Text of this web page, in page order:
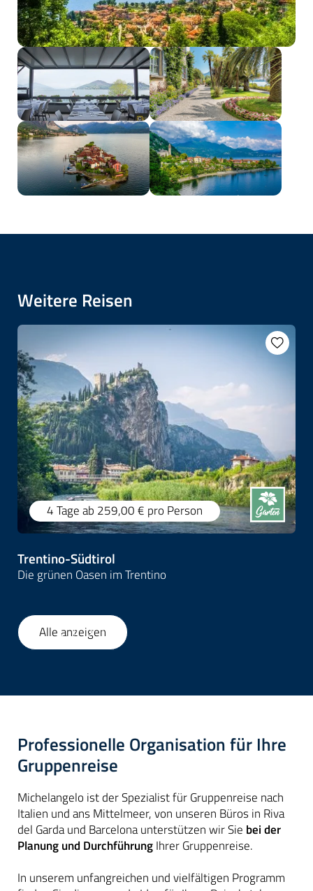
Weitere Reisen
4 Tageab 259,00 € pro Person
Trentino-Südtirol
Die grünen Oasen im Trentino
1 55
Alle anzeigen
Professionelle Organisation für Ihre
Gruppenreise
Michelangelo ist der Spezialist für Gruppenreise nach
Italien und ans Mittelmeer, von unseren Büros in Riva
del Garda und Barcelona unterstützen wir Sie bei der
Planung und DurchführungIhrer Gruppenreise.
In unserem unfangreichen und vielfältigen Programm